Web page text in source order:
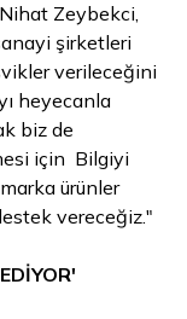
Zeybekci,
şirketleri
verileceğini
heyecanla
biz de
için Bilgiyi
ürünler
vereceğiz."